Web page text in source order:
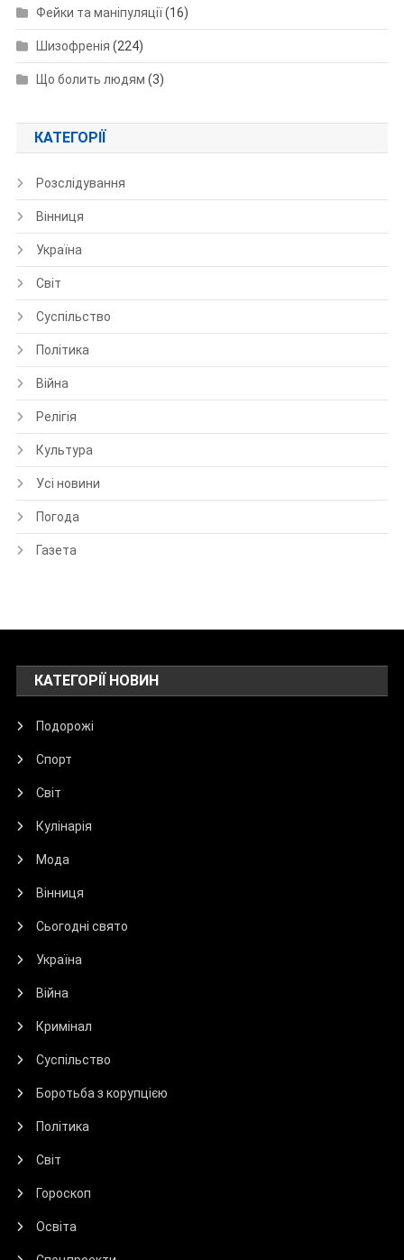
Фейки та маніпуляції(16)
Шизофренія (224)
Що болить людям (3)
КАТЕГОРІЇ
Розслідування
Вінниця
Україна
Світ
Суспільство
Політика
Війна
Релігія
Культура
Усі новини
Погода
Газета
КАТЕГОРІЇ НОВИН
Подорожі
Спорт
Світ
Кулінарія
Мода
Вінниця
Сьогодні свято
Україна
Війна
Кримінал
Суспільство
Боротьба з корупцією
Політика
Світ
Гороскоп
Освіта